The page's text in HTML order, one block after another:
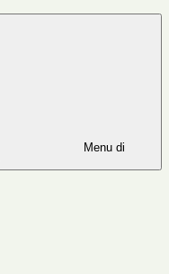
Menu di